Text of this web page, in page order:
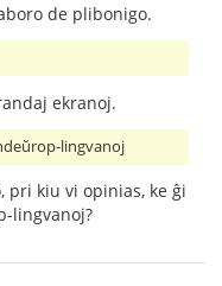
de plibonigo.
ekranoj.
lingvanoj
pri kiu vi opinias, ke ĝi
lingvanoj?